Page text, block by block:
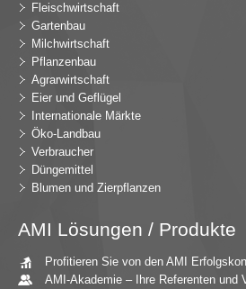
Fleischwirtschaft
Gartenbau
Milchwirtschaft
Pflanzenbau
Agrarwirtschaft
Eier und Geflügel
Internationale Märkte
Öko-Landbau
Verbraucher
Düngemittel
Blumen und Zierpflanzen
AMI Lösungen / Produkte
Profitieren Sie von den AMI
AMI-Akademie – Ihre Referenten und